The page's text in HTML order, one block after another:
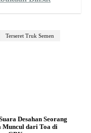
Terseret Truk Semen
Desahan Seorang
Muncul dari Toa di